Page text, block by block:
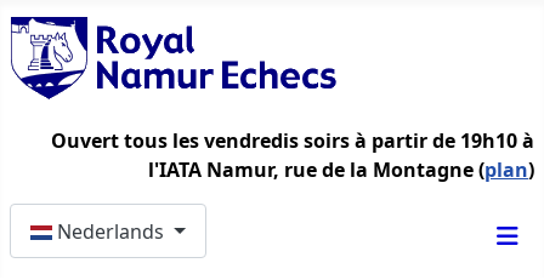
Ouvert tous les vendredis soirs à partir de 19h10 à
l'IATA Namur, rue de la Montagne (plan)
Nederlands